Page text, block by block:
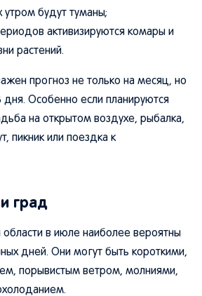
утром будут туманы;
активизируются комары и
растений.
прогноз не только на месяц, но
Особенно если планируются
на открытом воздухе, рыбалка,
пикник или поездка к
град
области в июле наиболее вероятны
дней. Они могут быть короткими,
порывистым ветром, молниями,